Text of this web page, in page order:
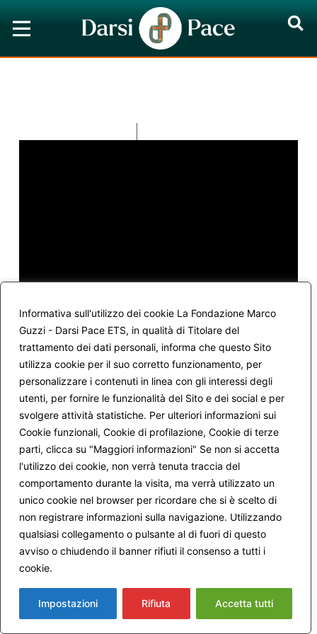
Informativa sull'utilizzo dei cookie La Fondazione Marco
Guzzi - Darsi Pace ETS, in qualità di Titolare del
trattamento dei dati personali, informa che questo Sito
utilizza cookie per il suo corretto funzionamento, per
personalizzare i contenuti in linea con gli interessi degli
utenti, per fornire le funzionalità del Sito e dei social e per
svolgere attività statistiche. Per ulteriori informazioni sui
Cookie funzionali, Cookie di profilazione, Cookie di terze
parti, clicca su "Maggiori informazioni" Se non si accetta
l'utilizzo dei cookie, non verrà tenuta traccia del
comportamento durante la visita, ma verrà utilizzato un
unico cookie nel browser per ricordare che si è scelto di
non registrare informazioni sulla navigazione. Utilizzando
qualsiasi collegamento o pulsante al di fuori di questo
avviso o chiudendo il banner rifiuti il consenso a tutti i
cookie.
Impostazioni Rifiuta Accetta tutti
Pubblichiamo il video della conferenza tenuta da
Marco Guzzi a Fano il 7 aprile 2018.
L’incontro è stato promosso da Walter Toni e
organizzato dalla Fondazione DIV.ergo Progetto
Ashré – Beato chi è in cammino.
Cogliamo l’occasione per ricordare che dal 1
settembre è possibileiscriversi ai Gruppi Darsi
Pace, e che il 13 ottobre si svolgerà il primo
incontro della prima annualità.
L’appuntamento è all’Università Salesiana di Roma
alle ore 17.30.